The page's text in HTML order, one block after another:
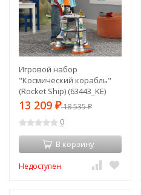
Игровой набор
"Космический корабль"
(Rocket Ship) (63443_KE)
13 209 ₽18 535₽
0
В корзину
Недоступен